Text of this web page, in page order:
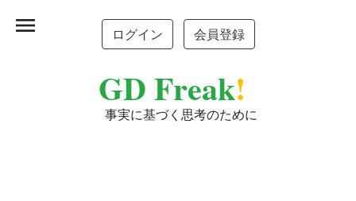
ログイン 会員登録
GD Freak!
事実に基づく思考のために
menu